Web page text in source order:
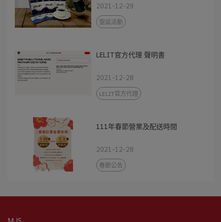
2021-12-29
聖誕活動
LELIT官方代理 聲明書
2021-12-28
LELIT官方代理
111年春節營業及配送時間
2021-12-28
春節公告